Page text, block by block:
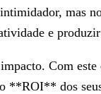
mas
e
Com este
**ROI** dos